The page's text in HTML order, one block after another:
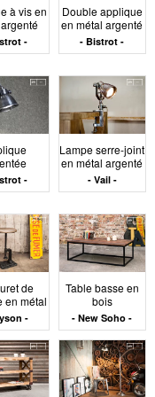
un
sans
cohérence si les
hiérarchie claire.
doit organiser la
du regard.
introduire de
meubles bien
et un usage
participe à cette
d’ancrage ou en
usages. Enfin, la
peut créer
à vis en
Double applique
en métal argenté
Bistrot
Lampe serre-joint
en métal argenté
Vail
de
en métal
Table basse en
bois
New Soho